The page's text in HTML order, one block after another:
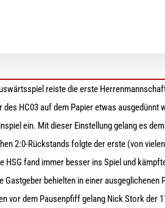
reiste die erste
des HC03 auf dem Papier etwas
ein. Mit dieser Einstellung gelang es
2:0-Rückstands folgte der erste (von
HSG fand immer besser ins Spiel und
behielten in einer
vor dem Pausenpfiff gelang Nick Stork der